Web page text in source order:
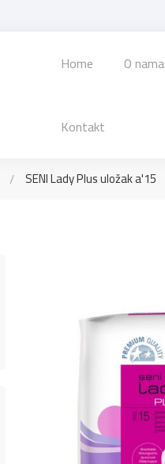
Home O nama
Kontakt
SENI Lady Plus uložak a'15